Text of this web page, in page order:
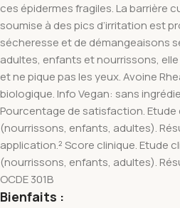
ces épidermes fragiles. La barrière
soumise à des pics d’irritation est
sécheresse et de démangeaisons
adultes, enfants et nourrissons,
et ne pique pas les yeux. Avoine
biologique. Info Vegan: sans
Pourcentage de satisfaction. Etude
(nourrissons, enfants, adultes).
application.² Score clinique. Etude
(nourrissons, enfants, adultes).
OCDE 301B
Bienfaits :